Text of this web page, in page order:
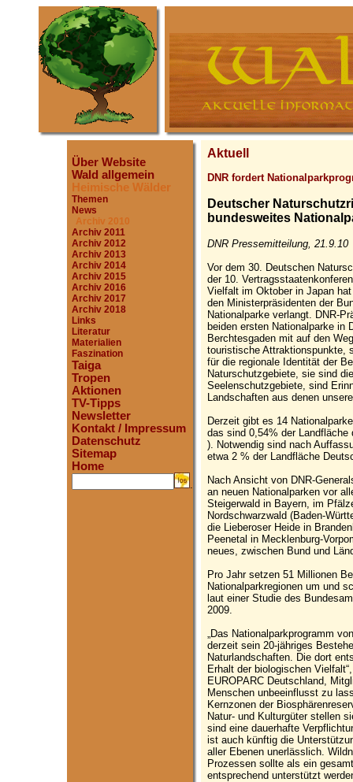
Über Website
Wald allgemein
Heimische Wälder
Themen
News
Archiv 2010
Archiv 2011
Archiv 2012
Archiv 2013
Archiv 2014
Archiv 2015
Archiv 2016
Archiv 2017
Archiv 2018
Links
Literatur
Materialien
Faszination
Taiga
Tropen
Aktionen
TV-Tipps
Newsletter
Kontakt / Impressum
Datenschutz
Sitemap
Home
.
Aktuell
DNR fordert
Deutscher
bundesweites
DNR Pressemitteilung, 21.9.10
Vor dem 30. Deutschen
der 10.
Vielfalt im Oktober in Japan
den Ministerpräsidenten der
Nationalparke verlangt. DNR-
beiden ersten Nationalparke in
Berchtesgaden mit auf den
touristische Attraktionspunkte,
für die regionale Identität der
Naturschutzgebiete, sie sind
Seelenschutzgebiete, sind
Landschaften aus denen
Derzeit gibt es 14
das sind 0,54% der
). Notwendig sind nach
etwa 2 % der Landfläche
Nach Ansicht von DNR-
an neuen Nationalparken vor
Steigerwald in Bayern, im
Nordschwarzwald (Baden-
die Lieberoser Heide in
Peenetal in Mecklenburg-
neues, zwischen Bund und
Pro Jahr setzen 51 Millionen
Nationalparkregionen um und
laut einer Studie des
2009.
„Das Nationalparkprogramm
derzeit sein 20-jähriges
Naturlandschaften. Die dort
Erhalt der biologischen
EUROPARC Deutschland,
Menschen unbeeinflusst zu
Kernzonen der
Natur- und Kulturgüter stellen
sind eine dauerhafte
ist auch künftig die
aller Ebenen unerlässlich.
Prozessen sollte als ein
entsprechend unterstützt